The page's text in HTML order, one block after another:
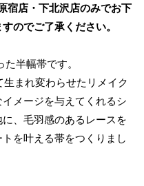
宿店・下北沢店のみでお下
のでご了承ください。
半幅帯です。
まれ変わらせたリメイク
メージを与えてくれるシ
、毛羽感のあるレースを
を叶える帯をつくりまし